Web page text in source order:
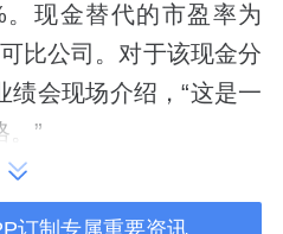
。现金替代的市盈率为
比公司。对于该现金分
绩会现场介绍，“这是一
。”
订制专属重要资讯